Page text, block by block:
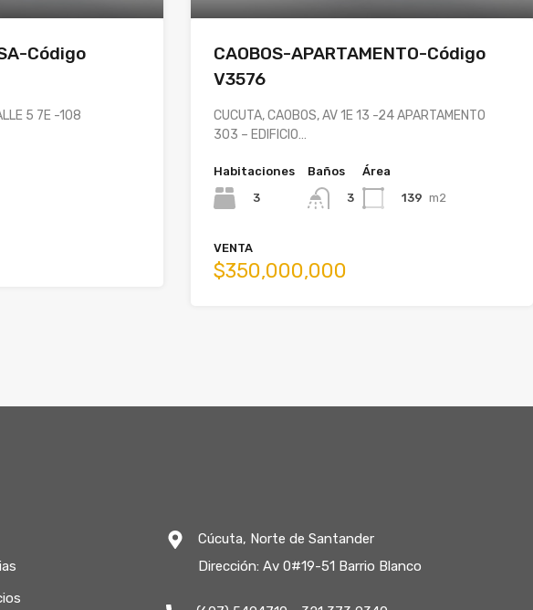
Código
5 7E -108
CAOBOS-APARTAMENTO-Código
V3576
CUCUTA, CAOBOS, AV 1E 13 -24 APARTAMENTO
303 – EDIFICIO…
Habitaciones
3
Baños
3
Área
139 m2
VENTA
$350,000,000
Cúcuta, Norte de Santander
Dirección: Av 0#19-51 Barrio Blanco